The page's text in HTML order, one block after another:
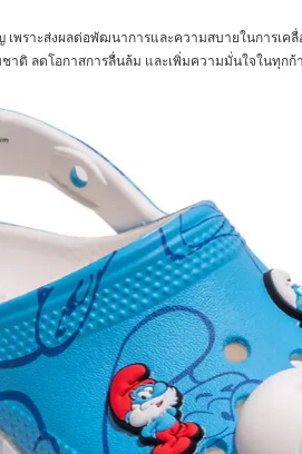
เพราะส่งผลต่อพัฒนาการและความสบายในการเค
าติ ลดโอกาสการลื่นล้ม และเพิ่มความมั่นใจในทุกก้